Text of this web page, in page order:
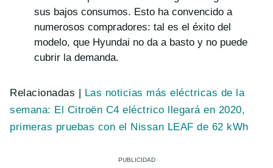
sus bajos consumos. Esto ha convencido a
numerosos compradores: tal es el éxito del
modelo, que Hyundai no da a basto y no puede
cubrir la demanda.
Relacionadas | Las noticias más eléctricas de la
semana: El Citroën C4 eléctrico llegará en 2020,
primeras pruebas con el Nissan LEAF de 62 kWh